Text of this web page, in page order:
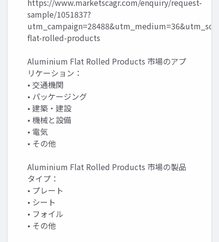
https://www.marketscagr.com/enquiry/request-
sample/1051837?
flat-rolled-products
Aluminium Flat Rolled Products 市場のアプ
リケーション：
• 交通機関
• パッケージング
• 建築・建設
• 機械と設備
• 電気
• その他
Aluminium Flat Rolled Products 市場の製品
タイプ：
• プレート
• シート
• フォイル
• その他